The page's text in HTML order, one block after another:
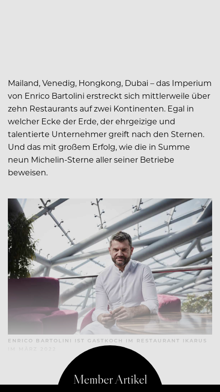
Mailand, Venedig, Hongkong, Dubai – das Imperium
von Enrico Bartolini erstreckt sich mittlerweile über
zehn Restaurants auf zwei Kontinenten. Egal in
welcher Ecke der Erde, der ehrgeizige und
talentierte Unternehmer greift nach den Sternen.
Und das mit großem Erfolg, wie die in Summe
neun Michelin-Sterne aller seiner Betriebe
beweisen.
ENRICO BARTOLINI IST GASTKOCH IM RESTAURANT IKARUS